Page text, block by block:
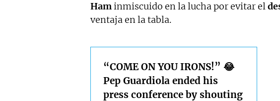
Haminmiscuido en la lucha por evitar el
ventaja en la tabla.
“COME ON YOU IRONS!” 😂
Pep Guardiola ended his
press conference by shouting